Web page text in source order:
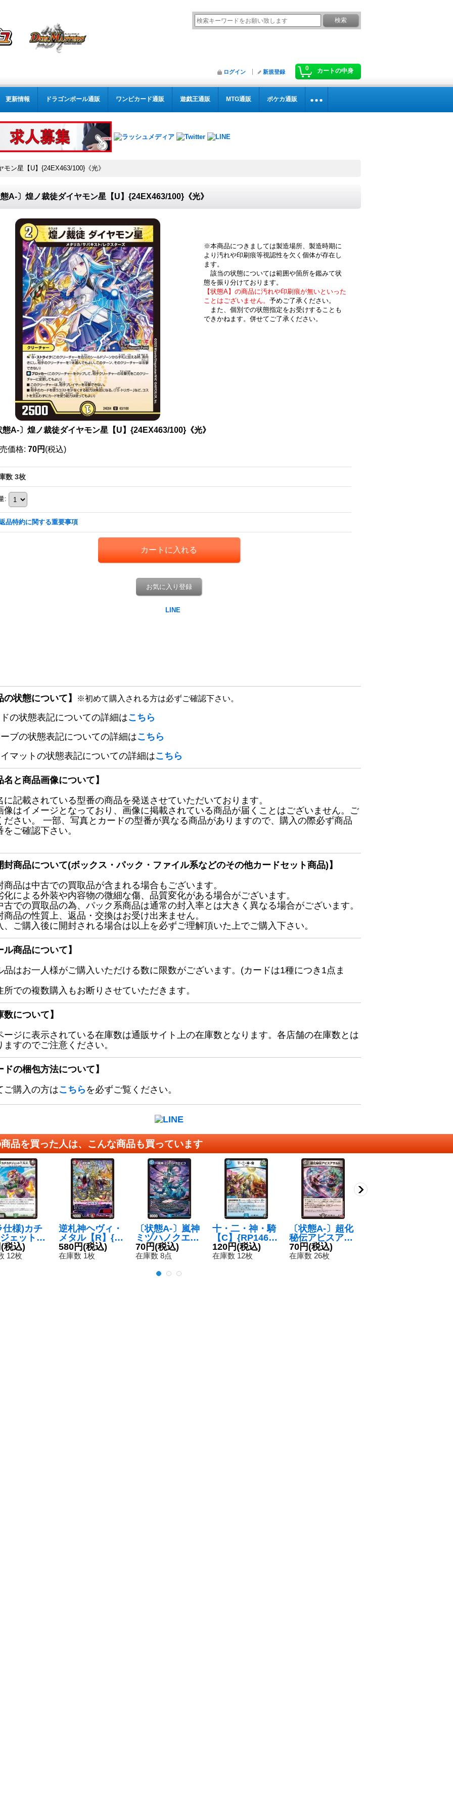
0 カートの中身
ログイン 新規登録
更新情報 ドラゴンボール通販 ワンピカード通販 遊戯王通販 MTG通販 ポケカ通販
ン星【U】{24EX463/100}《光》
A-〕煌ノ裁徒ダイヤモン星【U】{24EX463/100}《光》
※本商品につきましては製造場所、製造時期に
より汚れや印刷痕等視認性を欠く個体が存在し
ます。
該当の状態については範囲や箇所を鑑みて状
態を振り分けております。
【状態A】の商品に汚れや印刷痕が無いといった
ことはございません。 予めご了承ください。
また、個別での状態指定をお受けすることも
できかねます。併せてご了承ください。
態A-〕煌ノ裁徒ダイヤモン星【U】{24EX463/100}《光》
価格: 70円 (税込)
数 3枚
:
品特約に関する重要事項
お気に入り登録
の状態について】 ※初めて購入される方は必ずご確認下さい。
の状態表記についての詳細はこちら
ブの状態表記についての詳細はこちら
マットの状態表記についての詳細はこちら
名と商品画像について】
に記載されている型番の商品を発送させていただいております。
像はイメージとなっており、画像に掲載されている商品が届くことはございません。ご
ださい。 一部、写真とカードの型番が異なる商品がありますので、購入の際必ず商品
をご確認下さい。
封商品について(ボックス・パック・ファイル系などのその他カードセット商品)】
商品は中古での買取品が含まれる場合もございます。
化による外装や内容物の微細な傷、品質変化がある場合がございます。
古での買取品の為、パック系商品は通常の封入率とは大きく異なる場合がございます。
商品の性質上、返品・交換はお受け出来ません。
、ご購入後に開封される場合は以上を必ずご理解頂いた上でご購入下さい。
ル商品について】
品はお一人様がご購入いただける数に限数がございます。(カードは1種につき1点ま
所での複数購入もお断りさせていただきます。
数について】
ージに表示されている在庫数は通販サイト上の在庫数となります。各店舗の在庫数とは
ますのでご注意ください。
ドの梱包方法について】
ご購入の方はこちら を必ずご覧ください。
品を買った人は、こんな商品も買っています
仕様)カチ
ェットT.
C】{RP1
《自
(税込)
12枚
逆札神ヘヴィ・
メタル【R】{P
1/Y25}《多》
580円(税込)
在庫数 1枚
〔状態A-〕嵐神
ミヅハノクエビ
コ【SR】{26EX
25/89}《水》
70円(税込)
在庫数 8点
十・二・神・騎
【C】{RP1466/
95}《水》
120円(税込)
在庫数 12枚
〔状態A-〕超化
秘伝アビスアサ
ルト【U】{24R
P141/75}《闇》
70円(税込)
在庫数 26枚